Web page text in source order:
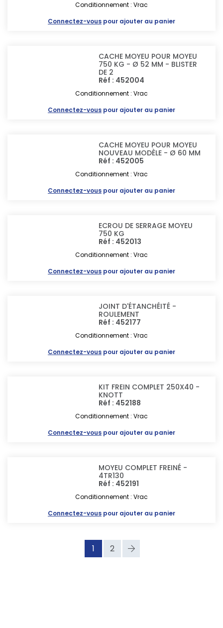
Conditionnement : Vrac
Connectez-vous pour ajouter au panier
CACHE MOYEU POUR MOYEU
750 KG - Ø 52 MM - BLISTER
DE 2
Réf : 452004
Conditionnement : Vrac
Connectez-vous pour ajouter au panier
CACHE MOYEU POUR MOYEU
NOUVEAU MODÈLE - Ø 60 MM
Réf : 452005
Conditionnement : Vrac
Connectez-vous pour ajouter au panier
ECROU DE SERRAGE MOYEU
750 KG
Réf : 452013
Conditionnement : Vrac
Connectez-vous pour ajouter au panier
JOINT D'ÉTANCHÉITÉ -
ROULEMENT
Réf : 452177
Conditionnement : Vrac
Connectez-vous pour ajouter au panier
KIT FREIN COMPLET 250X40 -
KNOTT
Réf : 452188
Conditionnement : Vrac
Connectez-vous pour ajouter au panier
MOYEU COMPLET FREINÉ -
4TR130
Réf : 452191
Conditionnement : Vrac
Connectez-vous pour ajouter au panier
1 2